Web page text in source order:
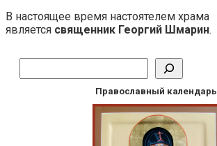
В настоящее время настоятелем храма
является священник Георгий Шмарин.
Православный календарь